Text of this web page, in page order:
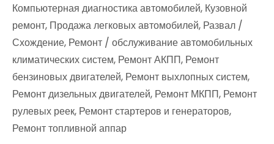
Компьютерная диагностика автомобилей, Кузовной
ремонт, Продажа легковых автомобилей, Развал /
Схождение, Ремонт / обслуживание автомобильных
климатических систем, Ремонт АКПП, Ремонт
бензиновых двигателей, Ремонт выхлопных систем,
Ремонт дизельных двигателей, Ремонт МКПП, Ремонт
рулевых реек, Ремонт стартеров и генераторов,
Ремонт топливной аппар